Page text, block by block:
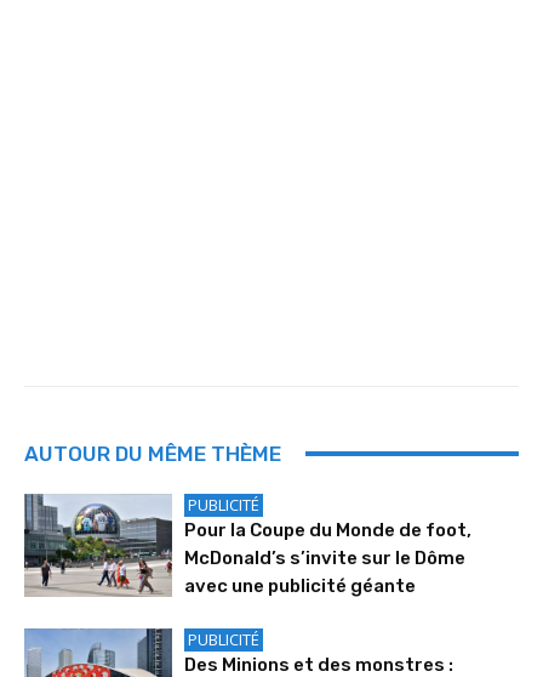
AUTOUR DU MÊME THÈME
PUBLICITÉ
Pour la Coupe du Monde de foot,
McDonald’s s’invite sur le Dôme
avec une publicité géante
PUBLICITÉ
Des Minions et des monstres :